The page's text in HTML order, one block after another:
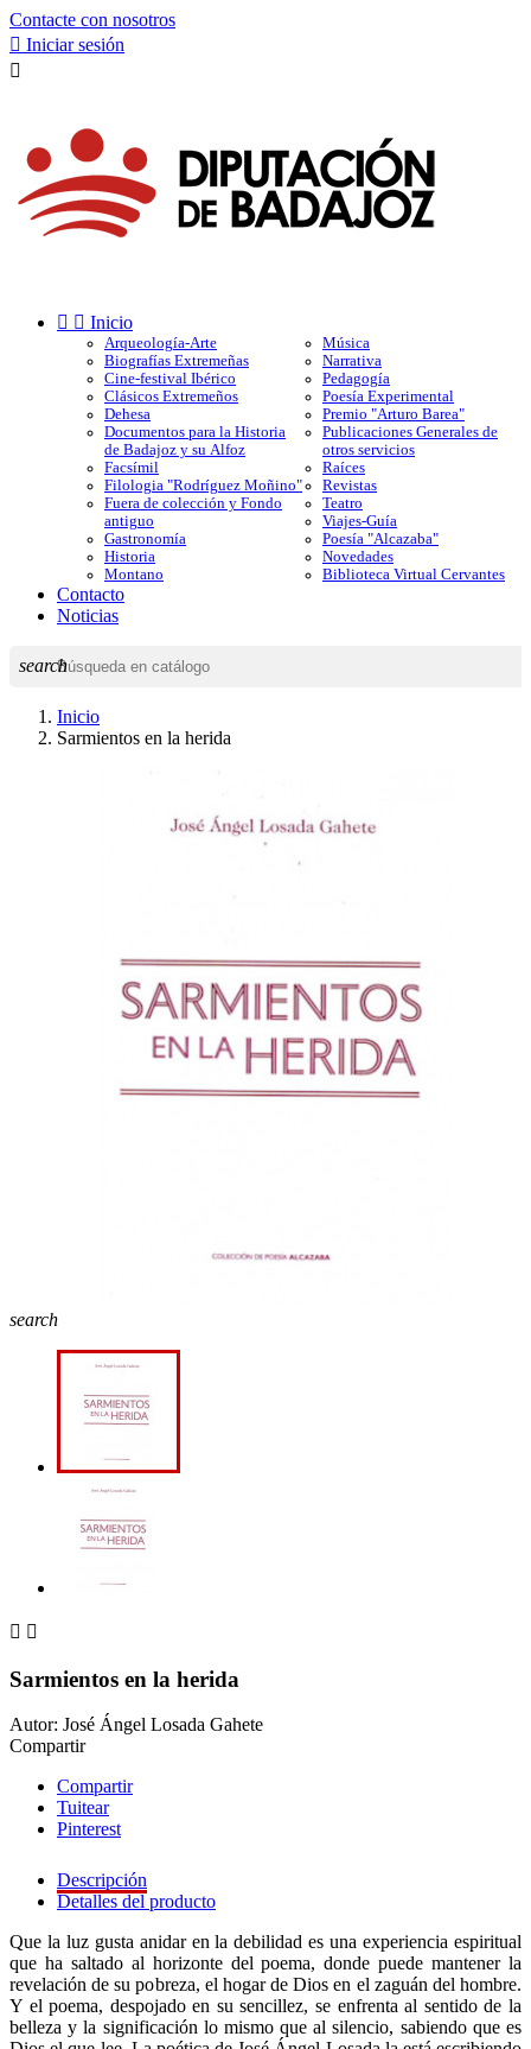
Contacte con nosotros
 Iniciar sesión

  Inicio
Arqueología-Arte
Biografías Extremeñas
Cine-festival Ibérico
Clásicos Extremeños
Dehesa
Documentos para la Historia
de Badajoz y su Alfoz
Facsímil
Filologia "Rodríguez Moñino"
Fuera de colección y Fondo
antiguo
Gastronomía
Historia
Montano
Música
Narrativa
Pedagogía
Poesía Experimental
Premio "Arturo Barea"
Publicaciones Generales de
otros servicios
Raíces
Revistas
Teatro
Viajes-Guía
Poesía "Alcazaba"
Novedades
Biblioteca Virtual Cervantes
Contacto
Noticias
search
Inicio
Sarmientos en la herida
search
 
Sarmientos en la herida
Autor: José Ángel Losada Gahete
Compartir
Compartir
Tuitear
Pinterest
Descripción
Detalles del producto
Que la luz gusta anidar en la debilidad es una experiencia espiritual
que ha saltado al horizonte del poema, donde puede mantener la
revelación de su pobreza, el hogar de Dios en el zaguán del hombre.
Y el poema, despojado en su sencillez, se enfrenta al sentido de la
belleza y la significación lo mismo que al silencio, sabiendo que es